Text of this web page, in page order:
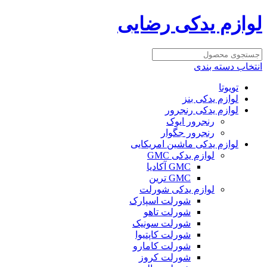
لوازم یدکی رضایی
انتخاب دسته بندی
تویوتا
لوازم یدکی بنز
لوازم یدکی رنجرور
رنجرور ایوک
رنجرور جگوار
لوازم یدکی ماشین امریکایی
لوازم یدکی GMC
GMC آکادیا
GMC ترین
لوازم یدکی شورلت
شورلت اسپارک
شورلت تاهو
شورلت سونیک
شورلت کاپتیوا
شورلت کامارو
شورلت کروز